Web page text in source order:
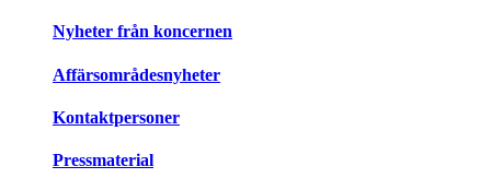
Nyheter från koncernen
Affärsområdesnyheter
Kontaktpersoner
Pressmaterial